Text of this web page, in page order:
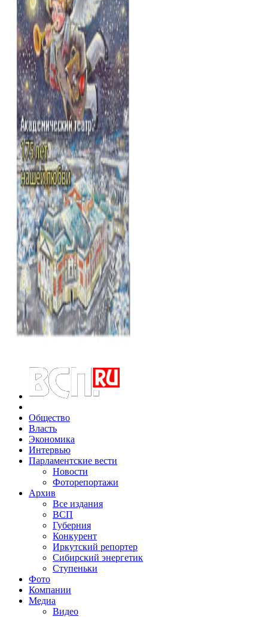
Общество
Власть
Экономика
Интервью
Парламентские вести
Новости
Фоторепортажи
Архив
Все издания
ВСП
Губерния
Конкурент
Иркутский репортер
Сибирский энергетик
Ступеньки
Фото
Компании
Медиа
Видео